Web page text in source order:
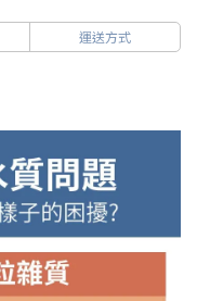
運送方式